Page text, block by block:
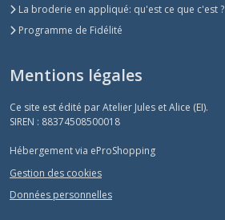
La broderie en appliqué: qu'est ce que c'est ?
Programme de Fidélité
Mentions légales
Ce site est édité par Atelier Jules et Alice (EI).
SIREN : 88374508500018
Hébergement via eProShopping
Gestion des cookies
Données personnelles